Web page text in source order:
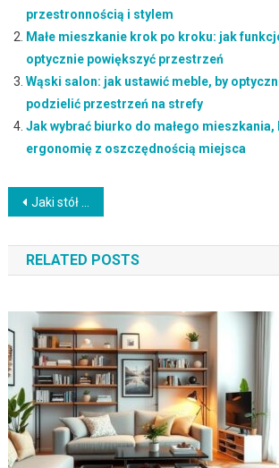
przestronnością i stylem
Małe mieszkanie krok po kroku: jak
optycznie powiększyć przestrzeń
Wąski salon: jak ustawić meble, by
podzielić przestrzeń na strefy
Jak wybrać biurko do małego mieszkania,
ergonomię z oszczędnością miejsca
Nawigacja
wpisu
Jaki stół wybrać do kawalerki – praktyczne porady dla małej przestrzeni i funkcjonalności
RELATED POSTS